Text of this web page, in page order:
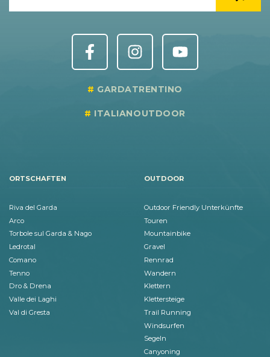
GARDATRENTINO
ITALIANOUTDOOR
ORTSCHAFTEN
Riva del Garda
Arco
Torbole sul Garda & Nago
Ledrotal
Comano
Tenno
Dro & Drena
Valle dei Laghi
Val di Gresta
OUTDOOR
Outdoor Friendly Unterkünfte
Touren
Mountainbike
Gravel
Rennrad
Wandern
Klettern
Klettersteige
Trail Running
Windsurfen
Segeln
Canyoning